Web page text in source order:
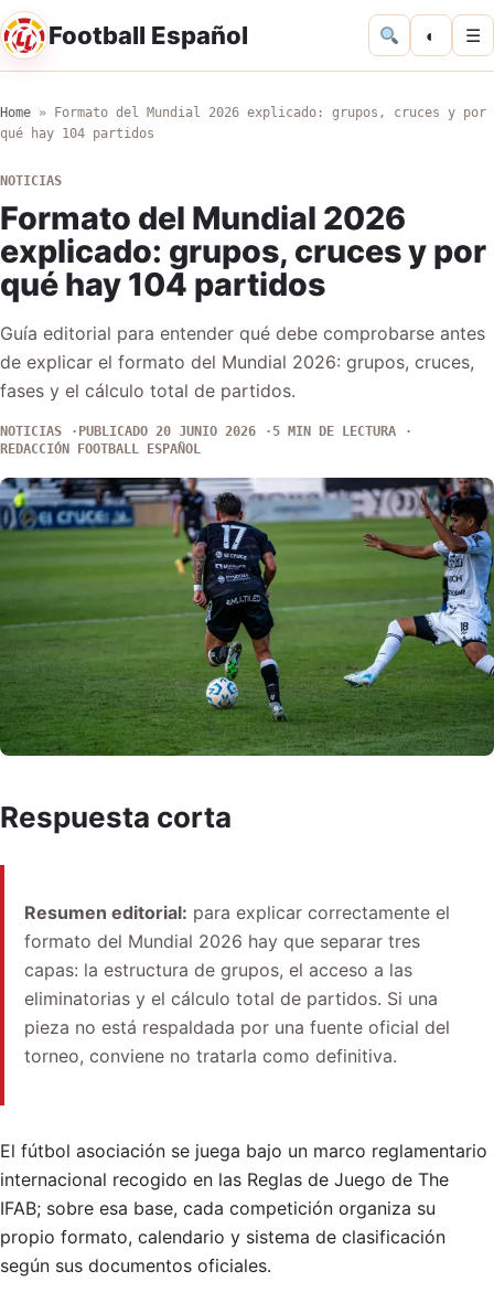
Football Español ◐ ☰
Home »
Formato del Mundial 2026 explicado: grupos, cruces y por
qué hay 104 partidos
NOTICIAS
Formato del Mundial 2026
explicado: grupos, cruces y por
qué hay 104 partidos
Guía editorial para entender qué debe comprobarse antes
de explicar el formato del Mundial 2026: grupos, cruces,
fases y el cálculo total de partidos.
NOTICIAS PUBLICADO 20 JUNIO 2026
5 MIN DE LECTURA
REDACCIÓN FOOTBALL ESPAÑOL
Respuesta corta
Resumen editorial: para explicar correctamente el
formato del Mundial 2026 hay que separar tres
capas: la estructura de grupos, el acceso a las
eliminatorias y el cálculo total de partidos. Si una
pieza no está respaldada por una fuente oficial del
torneo, conviene no tratarla como definitiva.
El fútbol asociación se juega bajo un marco reglamentario
internacional recogido en las Reglas de Juego de The
IFAB; sobre esa base, cada competición organiza su
propio formato, calendario y sistema de clasificación
según sus documentos oficiales.